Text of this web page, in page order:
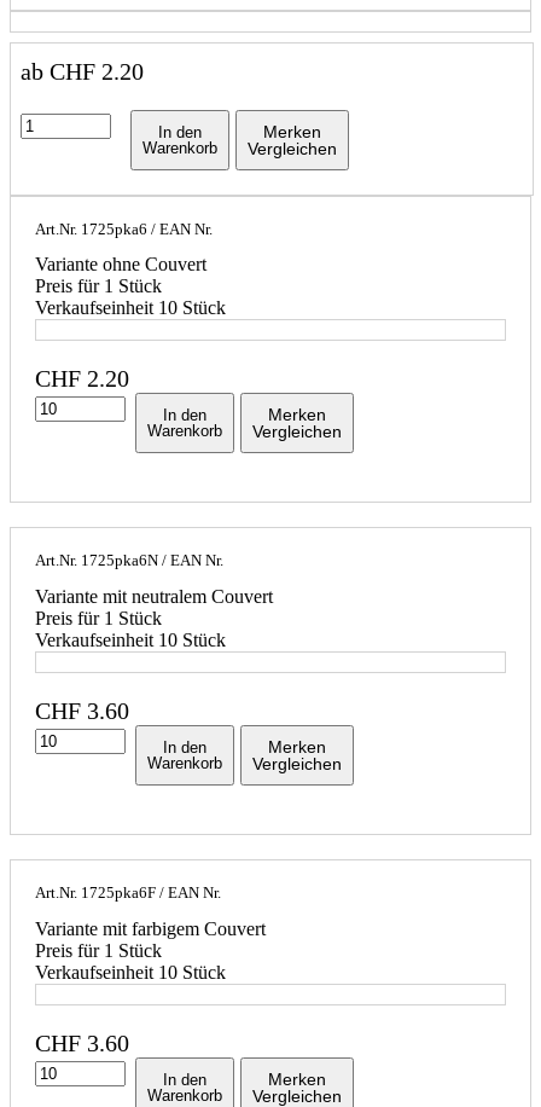
ab CHF 2.20
In den
Warenkorb
Merken
Vergleichen
Art.Nr. 1725pka6 / EAN Nr.
Variante ohne Couvert
Preis für 1 Stück
Verkaufseinheit 10 Stück
CHF 2.20
In den
Warenkorb
Merken
Vergleichen
Art.Nr. 1725pka6N / EAN Nr.
Variante mit neutralem Couvert
Preis für 1 Stück
Verkaufseinheit 10 Stück
CHF 3.60
In den
Warenkorb
Merken
Vergleichen
Art.Nr. 1725pka6F / EAN Nr.
Variante mit farbigem Couvert
Preis für 1 Stück
Verkaufseinheit 10 Stück
CHF 3.60
In den
Warenkorb
Merken
Vergleichen